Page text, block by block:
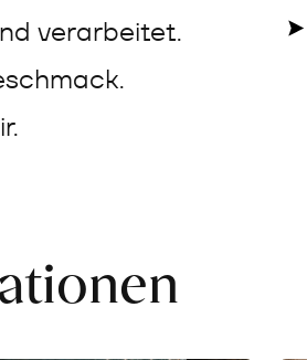
verarbeitet.